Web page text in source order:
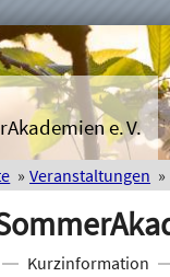
e. V.
Veranstaltungen
Kurzinformation